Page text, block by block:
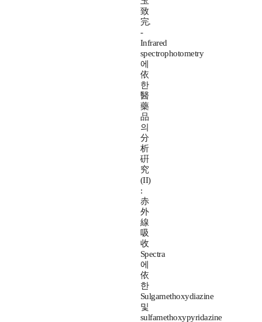
致
完.
-
Infrared
spectrophotometry
에
依
한
醫
藥
品
의
分
析
硏
究
(II)
:
赤
外
線
吸
收
Spectra
에
依
한
Sulgamethoxydiazine
및
sulfamethoxypyridazine